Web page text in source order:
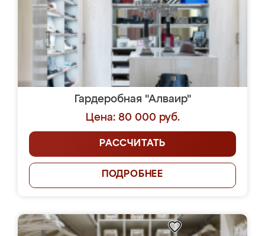
Гардеробная "Алваир"
Цена: 80 000 руб.
РАССЧИТАТЬ
ПОДРОБНЕЕ